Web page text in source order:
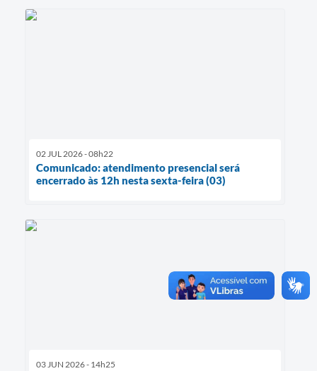
02 JUL 2026 - 08h22
Comunicado: atendimento presencial será
encerrado às 12h nesta sexta-feira (03)
03 JUN 2026 - 14h25